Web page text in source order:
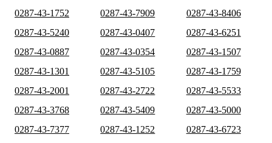
0287-43-1752
0287-43-7909
0287-43-8406
0287-43-5240
0287-43-0407
0287-43-6251
0287-43-0887
0287-43-0354
0287-43-1507
0287-43-1301
0287-43-5105
0287-43-1759
0287-43-2001
0287-43-2722
0287-43-5533
0287-43-3768
0287-43-5409
0287-43-5000
0287-43-7377
0287-43-1252
0287-43-6723